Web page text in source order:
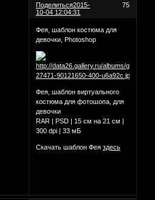
Поделиться 75
2015-
10-04 12:04:31
Фея, шаблон костюма для
девочки, Photoshop
Фея, шаблон виртуального
костюма для фотошопа, для
девочки
RAR | PSD | 15 см на 21 см |
300 dpi | 33 мБ
Скачать шаблон Феяздесь